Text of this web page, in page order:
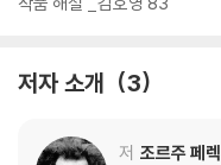
저자 소개 3
저 조르주 페렉